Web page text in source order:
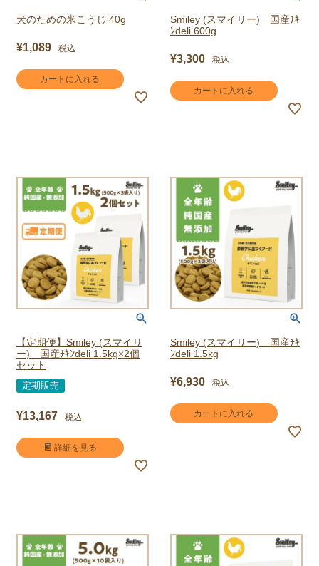
犬のための米こうじ 40g
¥1,089 税込
カートに入れる
Smiley (スマイリー) 国産ﾁｷ
ﾝdeli 600g
¥3,300 税込
カートに入れる
【定期便】Smiley (スマイリ
ー) 国産ﾁｷﾝdeli 1.5kg×2個
セット
定期販売
¥13,167 税込
詳細を見る
Smiley (スマイリー) 国産ﾁｷ
ﾝdeli 1.5kg
¥6,930 税込
カートに入れる